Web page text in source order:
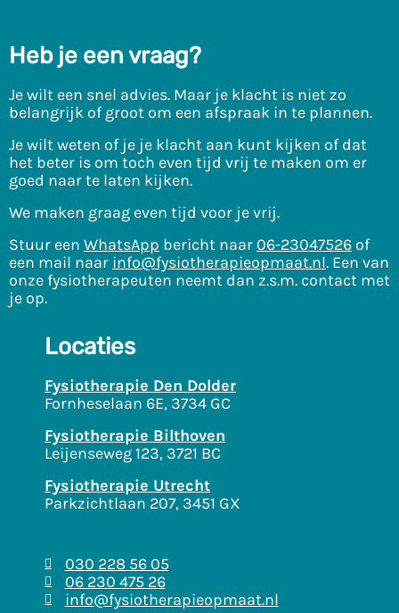
Heb je een vraag?
Je wilt een snel advies. Maar je klacht is niet zo
belangrijk of groot om een afspraak in te plannen.
Je wilt weten of je je klacht aan kunt kijken of dat
het beter is om toch even tijd vrij te maken om er
goed naar te laten kijken.
We maken graag even tijd voor je vrij.
Stuur een WhatsApp bericht naar 06-23047526 of
een mail naar info@fysiotherapieopmaat.nl. Een van
onze fysiotherapeuten neemt dan z.s.m. contact met
je op.
Locaties
Fysiotherapie Den Dolder
Fornheselaan 6E, 3734 GC
Fysiotherapie Bilthoven
Leijenseweg 123, 3721 BC
Fysiotherapie Utrecht
Parkzichtlaan 207, 3451 GX
030 228 56 05
06 230 475 26
info@fysiotherapieopmaat.nl